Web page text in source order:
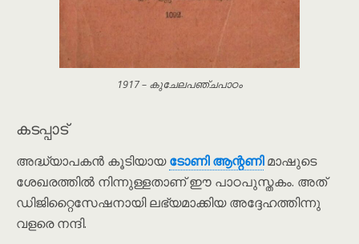
1917 – കുചേലപഞ്ചപാഠം
കടപ്പാട്
അദ്ധ്യാപകൻ കൂടിയായടോണി ആന്റണിമാഷുടെ
ശേഖരത്തിൽ നിന്നുള്ളതാണ് ഈ പാഠപുസ്തകം. അത്
ഡിജിറ്റൈസേഷനായി ലഭ്യമാക്കിയ അദ്ദേഹത്തിന്നു
വളരെ നന്ദി.